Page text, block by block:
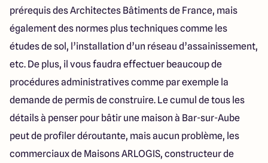
prérequis des Architectes Bâtiments de France, mais
également des normes plus techniques comme les
études de sol, l’installation d’un réseau d’assainissement,
etc. De plus, il vous faudra effectuer beaucoup de
procédures administratives comme par exemple la
demande de permis de construire. Le cumul de tous les
détails à penser pour bâtir une maison à Bar-sur-Aube
peut de profiler déroutante, mais aucun problème, les
commerciaux de Maisons ARLOGIS, constructeur de